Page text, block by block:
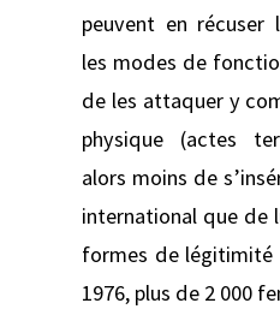
peuvent en récuser
les modes de
de les attaquer y
physique (actes
alors moins de
international que de
formes de légitimité
1976, plus de 2 000